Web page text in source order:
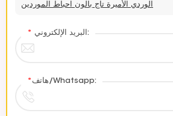
الوردي الأميرة تاج بالون احباط الموردين
* البريد الإلكتروني:
* هاتف/Whatsapp: